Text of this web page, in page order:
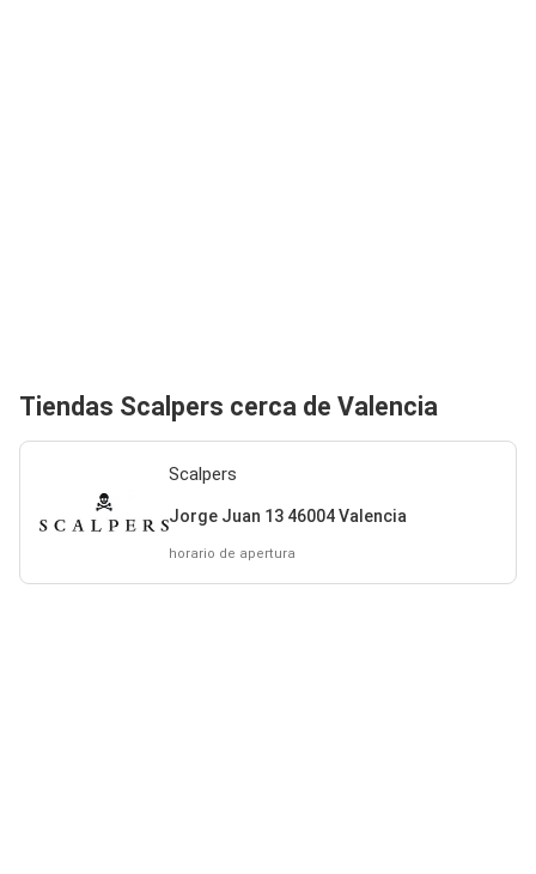
Tiendas Scalpers cerca de Valencia
Scalpers
Jorge Juan 13 46004 Valencia
horario de apertura